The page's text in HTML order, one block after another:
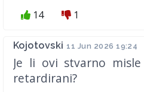
14 1
Kojotovski11 Jun 2026 19:24
Je li ovi stvarno
retardirani?